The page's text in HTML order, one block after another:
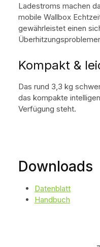
Ladestroms machen
mobile Wallbox
gewährleistet einen
Kompakt &
Das rund 3,3 kg
das kompakte
Verfügung steht.
Downloads
Datenblatt
Handbuch